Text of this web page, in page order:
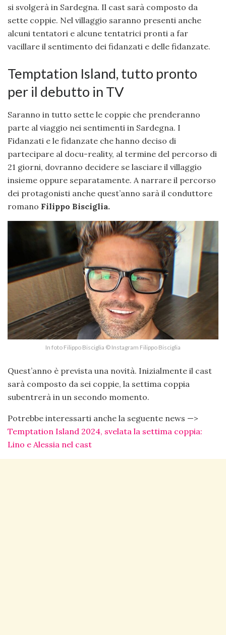
si svolgerà in Sardegna. Il cast sarà composto da
sette coppie. Nel villaggio saranno presenti anche
alcuni tentatori e alcune tentatrici pronti a far
vacillare il sentimento dei fidanzati e delle fidanzate.
Temptation Island, tutto pronto
per il debutto in TV
Saranno in tutto sette le coppie che prenderanno
parte al viaggio nei sentimenti in Sardegna. I
Fidanzati e le fidanzate che hanno deciso di
partecipare al docu-reality, al termine del percorso di
21 giorni, dovranno decidere se lasciare il villaggio
insieme oppure separatamente. A narrare il percorso
dei protagonisti anche quest’anno sarà il conduttore
romano Filippo Bisciglia.
In foto Filippo Bisciglia © Instagram Filippo Bisciglia
Quest’anno è prevista una novità. Inizialmente il cast
sarà composto da sei coppie, la settima coppia
subentrerà in un secondo momento.
Potrebbe interessarti anche la seguente news —>
Temptation Island 2024, svelata la settima coppia:
Lino e Alessia nel cast